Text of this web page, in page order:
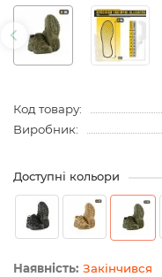
Код товару:
Виробник:
Доступні кольори
Закінчився